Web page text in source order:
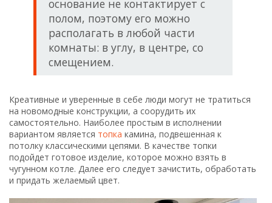
основание не контактирует с
полом, поэтому его можно
располагать в любой части
комнаты: в углу, в центре, со
смещением.
Креативные и уверенные в себе люди могут не тратиться
на новомодные конструкции, а соорудить их
самостоятельно. Наиболее простым в исполнении
вариантом является топка камина, подвешенная к
потолку классическими цепями. В качестве топки
подойдет готовое изделие, которое можно взять в
чугунном котле. Далее его следует зачистить, обработать
и придать желаемый цвет.